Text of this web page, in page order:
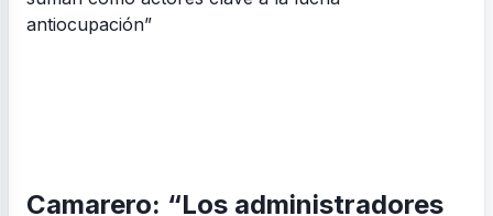
Camarero: “Los administradores